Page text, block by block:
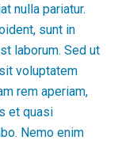
nulla pariatur.
sunt in
laborum. Sed ut
voluptatem
rem aperiam,
et quasi
Nemo enim